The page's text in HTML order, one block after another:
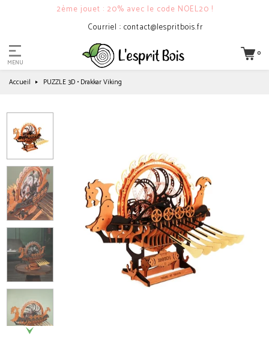
2ème jouet : 20% avec le code NOEL20 !
Courriel : contact@lespritbois.fr
0
MENU
Accueil PUZZLE 3D • Drakkar Viking